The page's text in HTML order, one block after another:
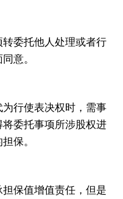
委托他人处理或者行
意。
行使表决权时，需事
委托事项所涉股权进
保。
保值增值责任，但是